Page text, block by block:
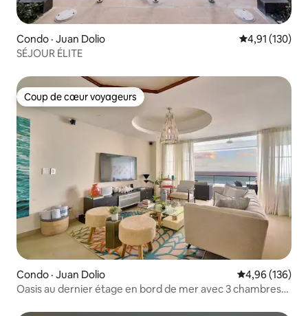
Condo · Juan Dolio Note
4,91 (130)
SÉJOUR ÉLITE
Coup de cœur voyageurs
Coup de cœur voyageurs
Condo · Juan Dolio Note
4,96 (136)
Oasis au dernier étage en bord de mer avec 3 chambres